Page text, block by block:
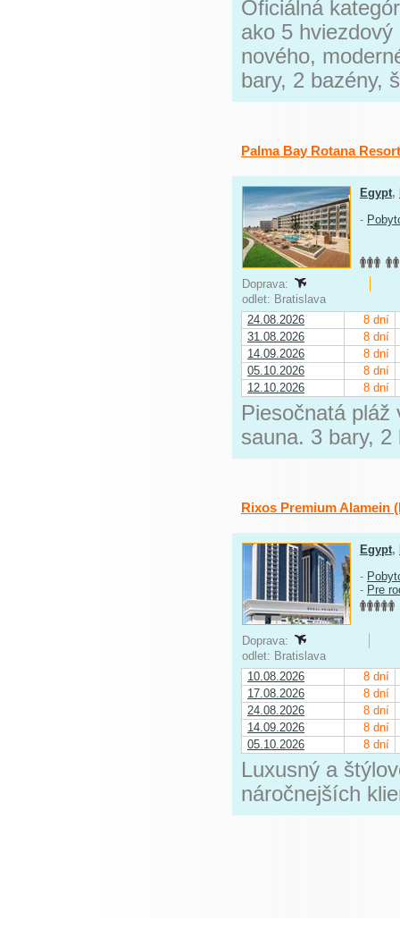
Oficiálná
ako 5
nového,
bary, 2 bazény,
Palma Bay Rotana Resort
Egypt,
-
Doprava:
odlet: Bratislava
24.08.2026
8 dní
31.08.2026
8 dní
14.09.2026
8 dní
05.10.2026
8 dní
12.10.2026
8 dní
Piesočnatá pláž
sauna. 3 bary,
Rixos Premium Alamein
Egypt,
-
- Pre
Doprava:
odlet: Bratislava
10.08.2026
8 dní
17.08.2026
8 dní
24.08.2026
8 dní
14.09.2026
8 dní
05.10.2026
8 dní
Luxusný a
náročnejších